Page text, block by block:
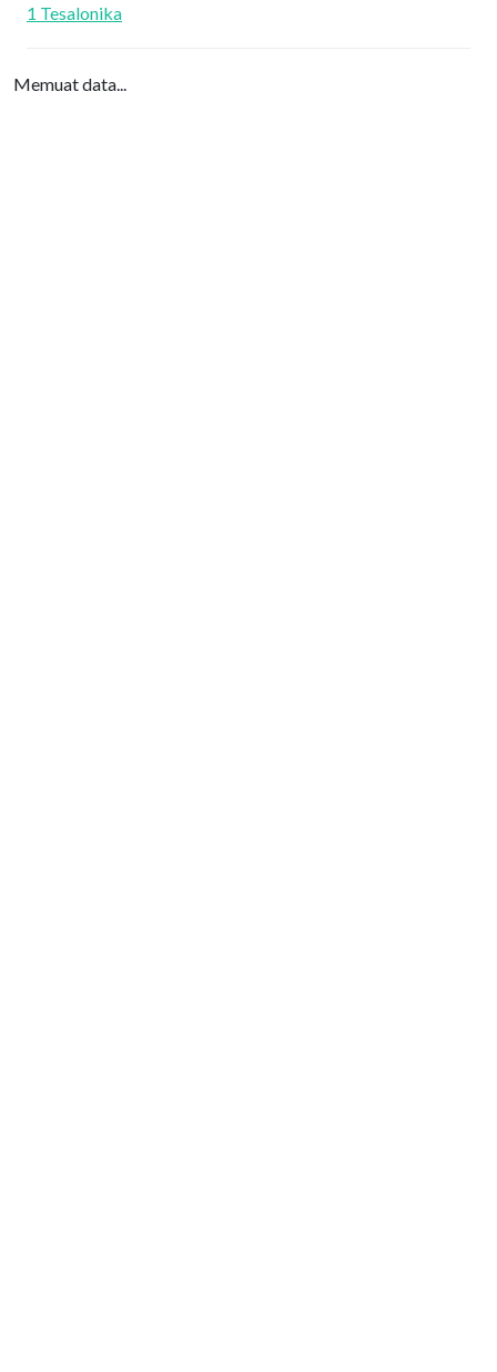
1 Tesalonika
Memuat data...